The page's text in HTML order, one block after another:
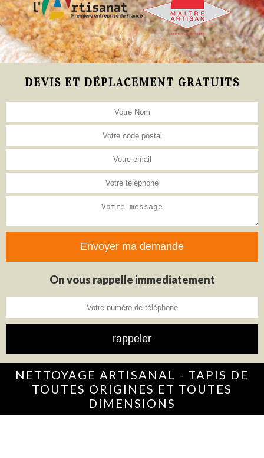
DEVIS ET DÉPLACEMENT GRATUITS
On vous rappelle immediatement
NETTOYAGE ARTISANAL - TAPIS DE
TOUTES ORIGINES ET TOUTES
DIMENSIONS